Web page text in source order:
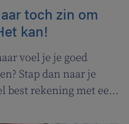
toch zin om
kan!
voel je je goed
Stap dan naar je
best rekening met een